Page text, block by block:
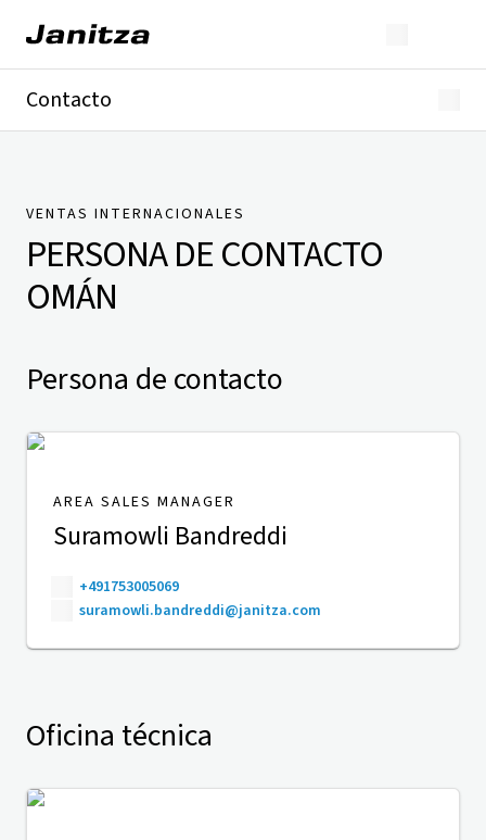
Contacto
Presse
VENTAS INTERNACIONALES
PERSONA DE CONTACTO
OMÁN
Persona de contacto
AREA SALES MANAGER
Suramowli Bandreddi
+491753005069
suramowli.bandreddi@janitza.com
Oficina técnica